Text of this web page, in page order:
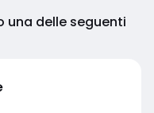
una delle seguenti